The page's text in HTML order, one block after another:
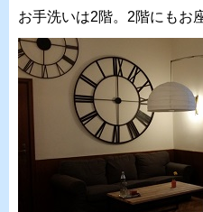
お手洗いは2階。2階にもお